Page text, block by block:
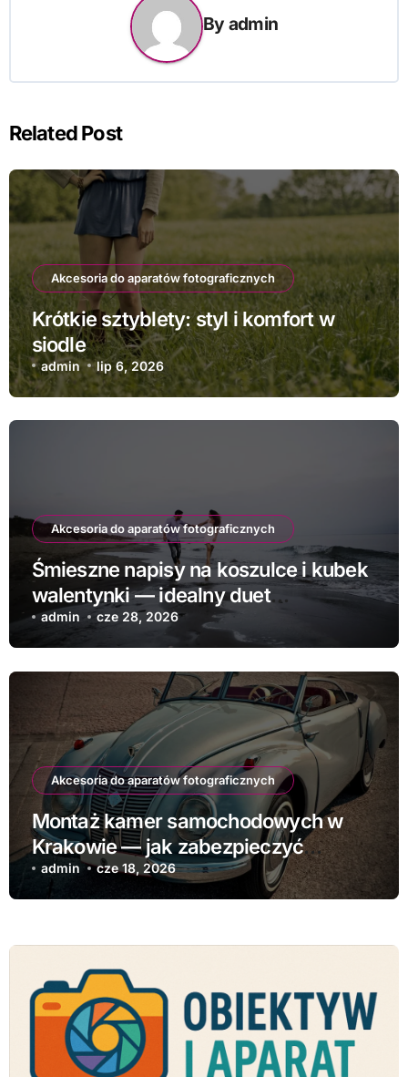
By admin
Related Post
Akcesoria do aparatów fotograficznych
Krótkie sztyblety: styl i komfort w
siodle
admin lip 6, 2026
Akcesoria do aparatów fotograficznych
Śmieszne napisy na koszulce i kubek
walentynki — idealny duet
prezentowy
admin cze 28, 2026
Akcesoria do aparatów fotograficznych
Montaż kamer samochodowych w
Krakowie — jak zabezpieczyć
samochód
admin cze 18, 2026